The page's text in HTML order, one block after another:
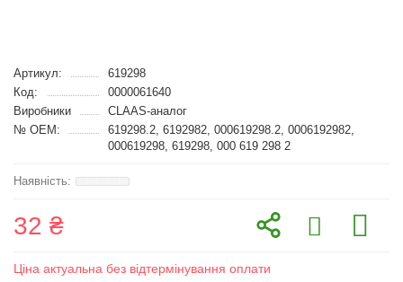
Артикул:
619298
Код:
0000061640
Виробники
CLAAS-аналог
№ OEM:
619298.2, 6192982, 000619298.2, 0006192982,
000619298, 619298, 000 619 298 2
32 ₴
Ціна актуальна без відтермінування оплати